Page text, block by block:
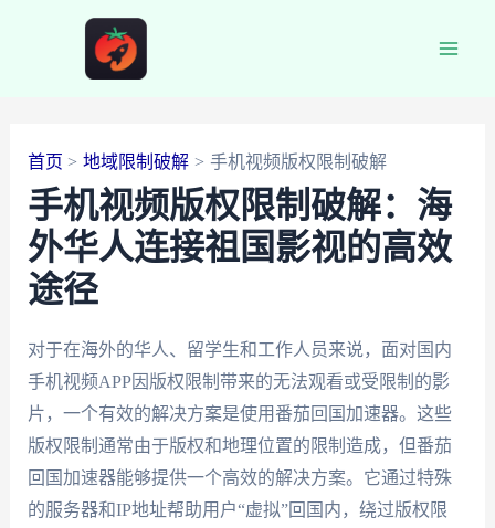
首页 地域限制破解 手机视频版权限制破解
手机视频版权限制破解：海
外华人连接祖国影视的高效
途径
对于在海外的华人、留学生和工作人员来说，面对国内
手机视频APP因版权限制带来的无法观看或受限制的影
片，一个有效的解决方案是使用番茄回国加速器。这些
版权限制通常由于版权和地理位置的限制造成，但番茄
回国加速器能够提供一个高效的解决方案。它通过特殊
的服务器和IP地址帮助用户“虚拟”回国内，绕过版权限